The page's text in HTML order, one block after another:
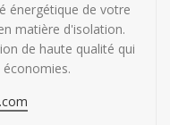
énergétique de votre
matière d'isolation.
de haute qualité qui